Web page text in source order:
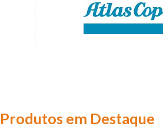
Produtos em Destaque